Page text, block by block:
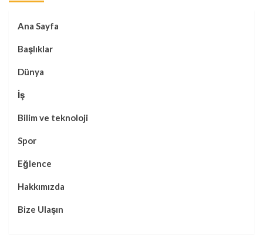
Ana Sayfa
Başlıklar
Dünya
İş
Bilim ve teknoloji
Spor
Eğlence
Hakkımızda
Bize Ulaşın